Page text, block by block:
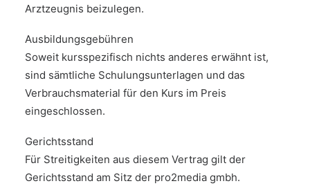
Arztzeugnis beizulegen.
Ausbildungsgebühren
Soweit kursspezifisch nichts anderes erwähnt ist,
sind sämtliche Schulungsunterlagen und das
Verbrauchsmaterial für den Kurs im Preis
eingeschlossen.
Gerichtsstand
Für Streitigkeiten aus diesem Vertrag gilt der
Gerichtsstand am Sitz der pro2media gmbh.